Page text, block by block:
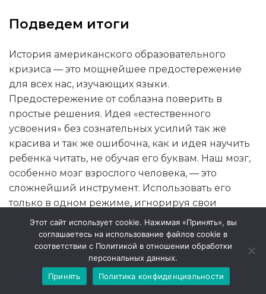
Подведем итоги
История американского образовательного
кризиса — это мощнейшее предостережение
для всех нас, изучающих языки.
Предостережение от соблазна поверить в
простые решения. Идея «естественного
усвоения» без сознательных усилий так же
красива и так же ошибочна, как и идея научить
ребенка читать, не обучая его буквам. Наш мозг,
особенно мозг взрослого человека, — это
сложнейший инструмент. Использовать его
только в одном режиме, игнорируя свои
аналитические способности, — значит
добровольно ограничивать свой потенциал.
Этот сайт использует cookie. Нажимая «Принять», вы
соглашаетесь на использование файлов cookie в
соответствии с Политикой в отношении обработки
персональных данных.
Принять
Политика конфиденциальности